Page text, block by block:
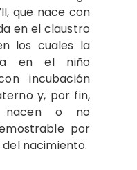
que nace con
en el claustro
los cuales la
en el niño
incubación
y, por fin,
nacen o no
por
nacimiento.